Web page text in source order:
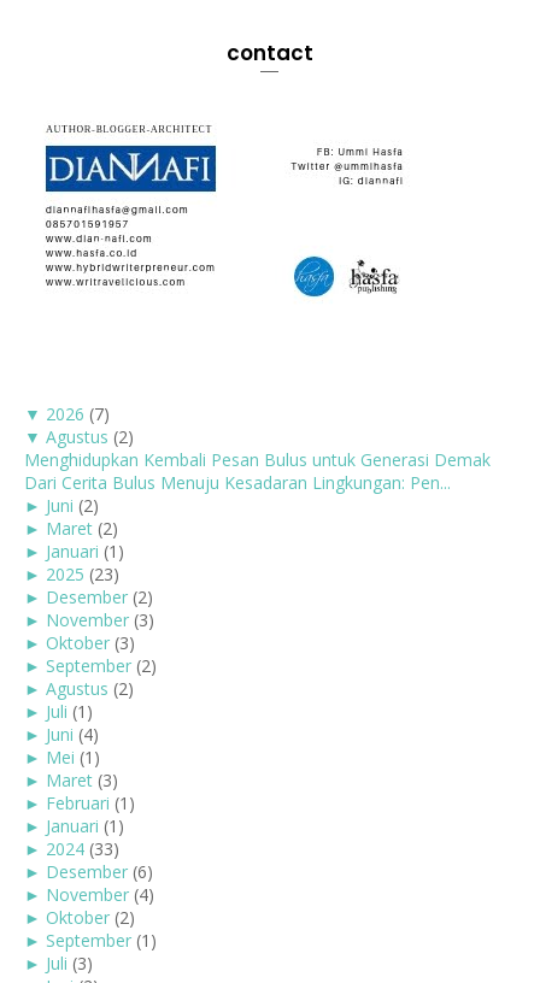
contact
▼ 2026 (7)
▼ Agustus (2)
Menghidupkan Kembali Pesan Bulus untuk Generasi Demak
Dari Cerita Bulus Menuju Kesadaran Lingkungan: Pen...
► Juni (2)
► Maret (2)
► Januari (1)
► 2025 (23)
► Desember (2)
► November (3)
► Oktober (3)
► September (2)
► Agustus (2)
► Juli (1)
► Juni (4)
► Mei (1)
► Maret (3)
► Februari (1)
► Januari (1)
► 2024 (33)
► Desember (6)
► November (4)
► Oktober (2)
► September (1)
► Juli (3)